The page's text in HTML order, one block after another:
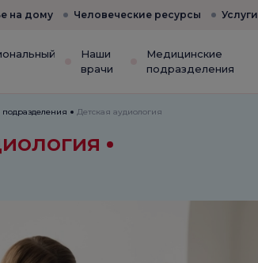
на дому Человеческие ресурсы Услуги
Наши
врачи
Медицинские
подразделения
Детская аудиология